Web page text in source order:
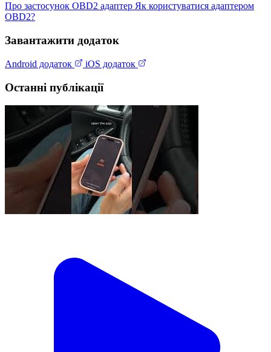
Про застосунок OBD2 адаптер Як користуватися адаптером
OBD2?
Завантажити додаток
Android додаток iOS додаток
Останні публікації